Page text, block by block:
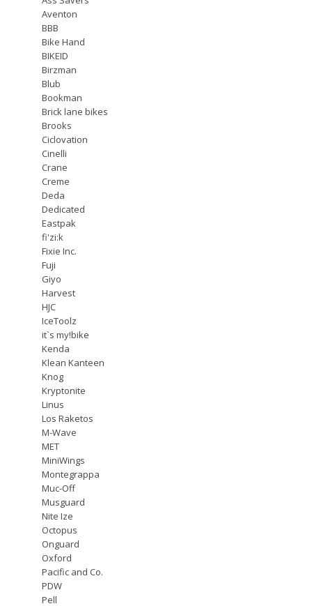
Aventon
BBB
Bike Hand
BIKEID
Birzman
Blub
Bookman
Brick lane bikes
Brooks
Ciclovation
Cinelli
Crane
Creme
Deda
Dedicated
Eastpak
fi'zi:k
Fixie Inc.
Fuji
Giyo
Harvest
HJC
IceToolz
it`s my!bike
Kenda
Klean Kanteen
Knog
Kryptonite
Linus
Los Raketos
M-Wave
MET
MiniWings
Montegrappa
Muc-Off
Musguard
Nite Ize
Octopus
Onguard
Oxford
Pacific and Co.
PDW
Pell